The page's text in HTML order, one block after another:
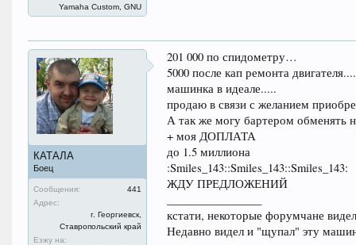
Yamaha Custom, GNU
КАТАЛА
Боец
Сообщения:
441
Адрес:
г. Георгиевск,
Ставропольский край
Езжу на:
201 000 по спидометру…
5000 после кап ремонта
машинка в идеале.....
продаю в связи с желанием
А так же могу бартером обменять
+ моя ДОПЛАТА
до 1.5 миллиона
:Smiles_143::Smiles_143::Smiles_143:
ЖДУ ПРЕДЛОЖЕНИЙ
кстати, некоторые форумчане
Недавно видел и "щупал" эту